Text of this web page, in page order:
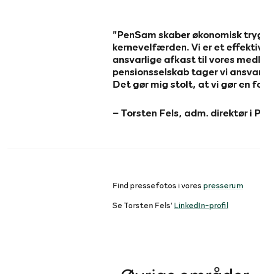
”PenSam skaber økonomisk
kernevelfærden. Vi er et
ansvarlige afkast til vores
pensionsselskab tager vi
Det gør mig stolt, at vi gør en
– Torsten Fels, adm. direktør i
Find pressefotos i vores presserum
Se Torsten Fels’ LinkedIn-profil